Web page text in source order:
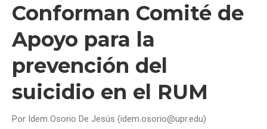
Conforman Comité de
Apoyo para la
prevención del
suicidio en el RUM
Por Idem Osorio De Jesús (idem.osorio@upr.edu)